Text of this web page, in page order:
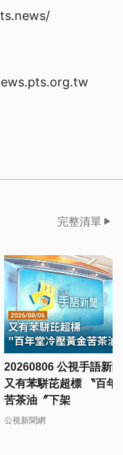
完整清單
20260806 公視手語新
又有苯駢芘超標 〝百年
苦茶油〞下架
公視新聞網